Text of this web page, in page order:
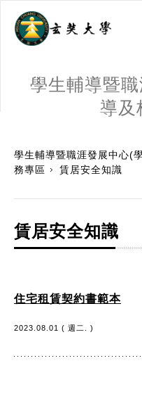
學生輔導暨
導及
學生輔導暨職涯發展中心(
務專區
賃居安全知識
賃居安全知識
住宅租賃契約書範本
2023.08.01 ( 週二. )